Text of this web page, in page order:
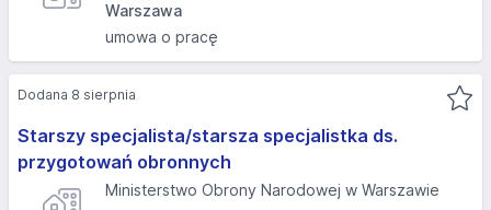
Warszawa
umowa o pracę
Starszy specjalista/starsza specjalistka ds.
przygotowań obronnych
Ministerstwo Obrony Narodowej w Warszawie
Dodana 8 sierpnia